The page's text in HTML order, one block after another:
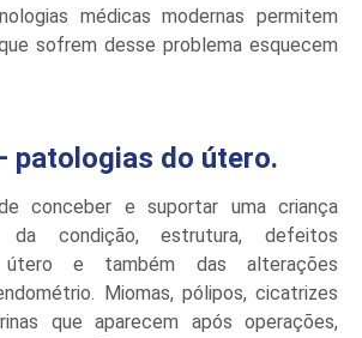
médicas modernas permitem
sofrem desse problema esquecem
patologias do útero.
conceber e suportar uma criança
da condição, estrutura, defeitos
e também das alterações
Miomas, pólipos, cicatrizes
que aparecem após operações,